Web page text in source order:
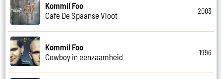
Kommil Foo
Cafe De Spaanse Vloot
2003
Kommil Foo
Cowboy in eenzaamheid
1996